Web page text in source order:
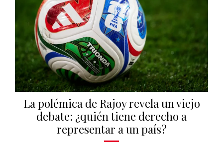
La polémica de Rajoy revela un viejo
debate: ¿quién tiene derecho a
representar a un país?